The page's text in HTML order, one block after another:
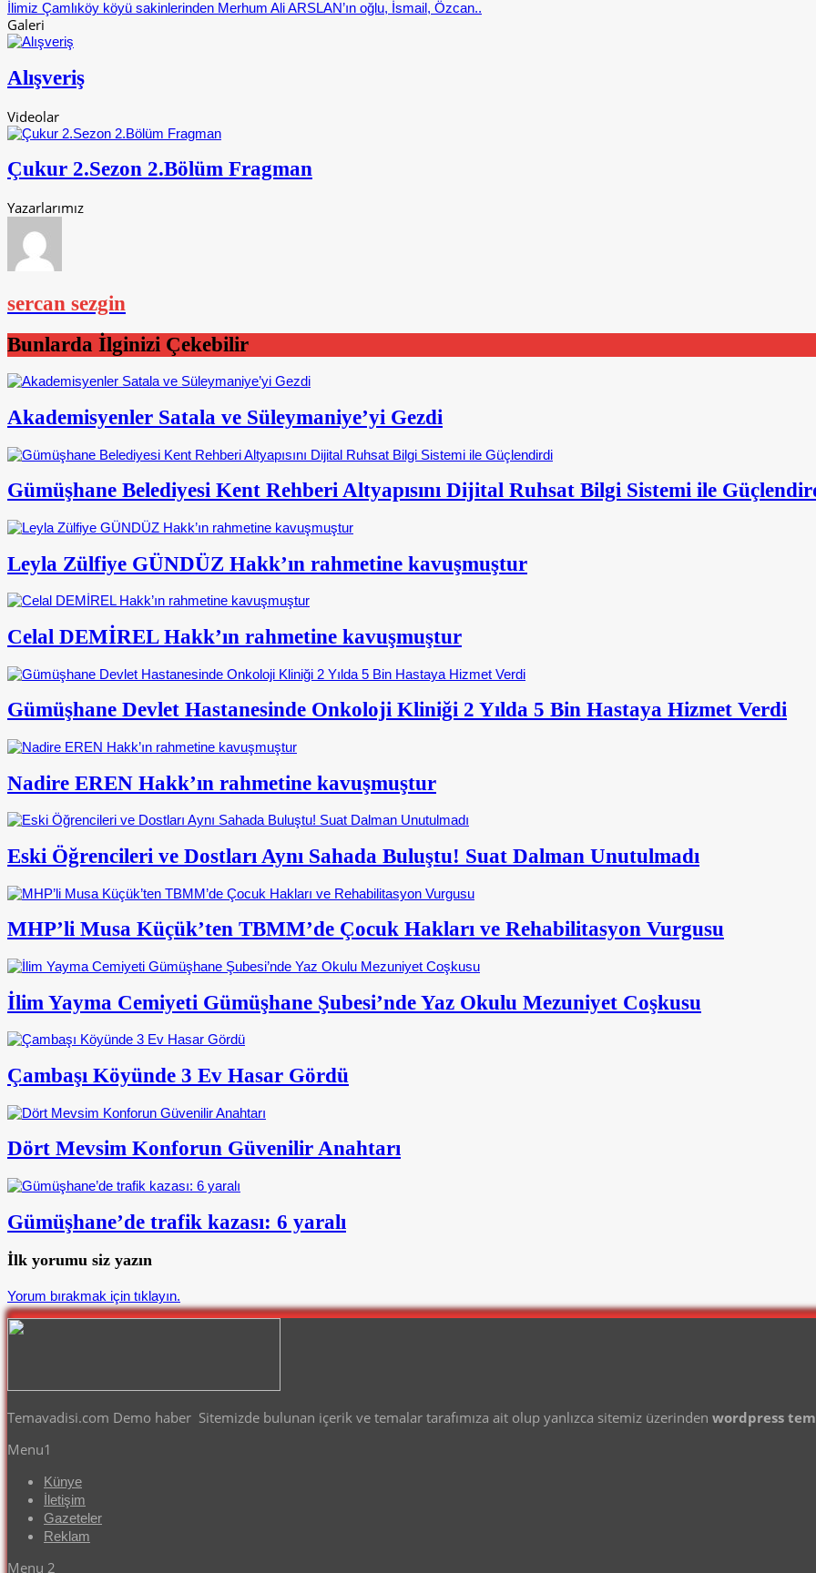
İlimiz Çamlıköy köyü sakinlerinden Merhum Ali ARSLAN’ın oğlu, İsmail, Özcan..
Galeri
Alışveriş
Videolar
Çukur 2.Sezon 2.Bölüm Fragman
Yazarlarımız
sercan sezgin
Bunlarda İlginizi Çekebilir
Akademisyenler Satala ve Süleymaniye’yi Gezdi
Gümüşhane Belediyesi Kent Rehberi Altyapısını Dijital Ruhsat Bilgi Sistemi ile
Leyla Zülfiye GÜNDÜZ Hakk’ın rahmetine kavuşmuştur
Celal DEMİREL Hakk’ın rahmetine kavuşmuştur
Gümüşhane Devlet Hastanesinde Onkoloji Kliniği 2 Yılda 5 Bin Hastaya Hizmet Verdi
Nadire EREN Hakk’ın rahmetine kavuşmuştur
Eski Öğrencileri ve Dostları Aynı Sahada Buluştu! Suat Dalman Unutulmadı
MHP’li Musa Küçük’ten TBMM’de Çocuk Hakları ve Rehabilitasyon Vurgusu
İlim Yayma Cemiyeti Gümüşhane Şubesi’nde Yaz Okulu Mezuniyet Coşkusu
Çambaşı Köyünde 3 Ev Hasar Gördü
Dört Mevsim Konforun Güvenilir Anahtarı
Gümüşhane’de trafik kazası: 6 yaralı
İlk yorumu siz yazın
Yorum bırakmak için tıklayın.
Temavadisi.com Demo haber Sitemizde bulunan içerik ve temalar tarafımıza ait olup yanlızca sitemiz üzerinden wordpress
Menu1
Künye
İletişim
Gazeteler
Reklam
Menu 2